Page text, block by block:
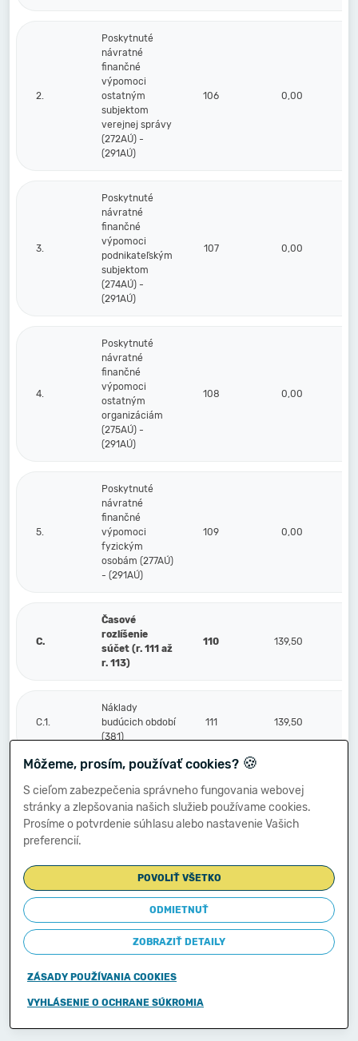
2.
Poskytnuté
návratné
finančné
výpomoci
ostatným
subjektom
verejnej správy
(272AÚ) -
(291AÚ)
106 0,00
3.
Poskytnuté
návratné
finančné
výpomoci
podnikateľským
subjektom
(274AÚ) -
(291AÚ)
107 0,00
4.
Poskytnuté
návratné
finančné
výpomoci
ostatným
organizáciám
(275AÚ) -
(291AÚ)
108 0,00
5.
Poskytnuté
návratné
finančné
výpomoci
fyzickým
osobám (277AÚ)
- (291AÚ)
109 0,00
C.
Časové
rozlíšenie
súčet (r. 111 až
r. 113)
110 139,50
C.1.
Náklady
budúcich období
(381)
111 139,50
2.
náklady
budúcich období
(382)
112 0,00
Príjmy budúcich
období (385)
113
Vzťahy k účtom
klientov
Štátnej
pokladnice
skupina 20)
Môžeme, prosím, používať cookies? 🍪
S cieľom zabezpečenia správneho fungovania webovej
stránky a zlepšovania našich služieb používame cookies.
Prosíme o potvrdenie súhlasu alebo nastavenie Vašich
preferencií.
POVOLIŤ VŠETKO
ODMIETNUŤ
ZOBRAZIŤ DETAILY
ZÁSADY POUŽÍVANIA COOKIES
VYHLÁSENIE O OCHRANE SÚKROMIA